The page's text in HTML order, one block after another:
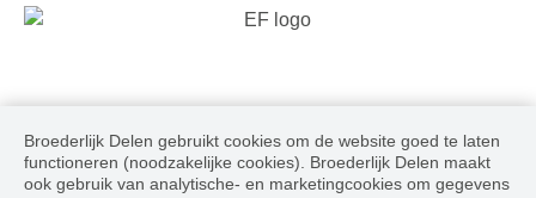
Volg ons
Broederlijk Delen gebruikt cookies om de website goed te laten
functioneren (noodzakelijke cookies). Broederlijk Delen maakt
ook gebruik van analytische- en marketingcookies om gegevens